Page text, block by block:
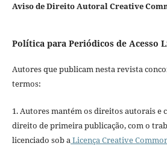
Aviso de Direito Autoral Creative
Política para Periódicos de Acesso
Autores que publicam nesta revista
termos:
1. Autores mantém os direitos autorais e
direito de primeira publicação, com o
licenciado sob a Licença Creative